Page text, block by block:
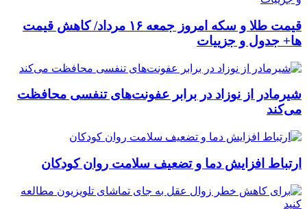
قیمت طلا و سکه امروز جمعه ۱۶ مرداد/ کاهش قیمت
ها+ جدول و جزییات
شیرمادر از نوزاد در برابر عفونت‌های تنفسی محافظت
می‌کند
ارتباط افزایش دما و تضعیف سلامت روان کودکان